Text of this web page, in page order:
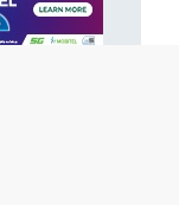
தயாராக
மீட்பு!